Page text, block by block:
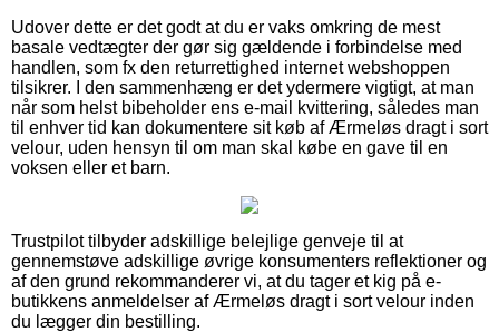
Udover dette er det godt at du er vaks omkring de mest
basale vedtægter der gør sig gældende i forbindelse med
handlen, som fx den returrettighed internet webshoppen
tilsikrer. I den sammenhæng er det ydermere vigtigt, at man
når som helst bibeholder ens e-mail kvittering, således man
til enhver tid kan dokumentere sit køb af Ærmeløs dragt i sort
velour, uden hensyn til om man skal købe en gave til en
voksen eller et barn.
Trustpilot tilbyder adskillige belejlige genveje til at
gennemstøve adskillige øvrige konsumenters reflektioner og
af den grund rekommanderer vi, at du tager et kig på e-
butikkens anmeldelser af Ærmeløs dragt i sort velour inden
du lægger din bestilling.